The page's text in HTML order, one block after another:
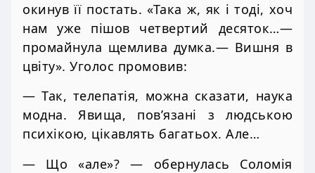
окинув її постать. «Така ж, як і тоді, хоч
нам уже пішов четвертий десяток…—
промайнула щемлива думка.— Вишня в
цвіту». Уголос промовив:
— Так, телепатія, можна сказати, наука
модна. Явища, пов’язані з людською
психікою, цікавлять багатьох. Але…
— Що «але»? — обернулась Соломія